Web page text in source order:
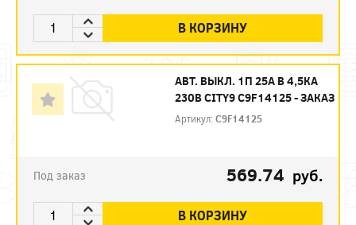
В КОРЗИНУ
АВТ. ВЫКЛ. 1П 25А B 4,5КА
230В CITY9 C9F14125 - ЗАКАЗ
Артикул:C9F14125
Под заказ 569.74 руб.
В КОРЗИНУ